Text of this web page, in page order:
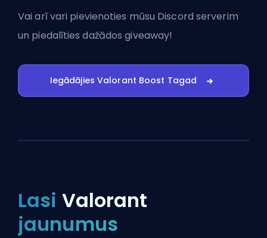
Vai arī vari pievienoties mūsu Discord serverim
un piedalīties dažādos giveaway!
Iegādājies Valorant Boost Tagad
Lasi Valorant
jaunumus